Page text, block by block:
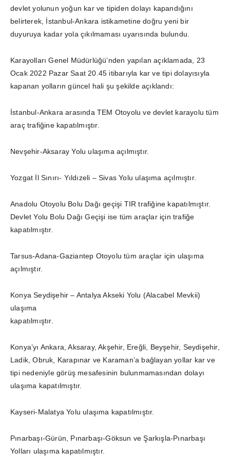
devlet yolunun yoğun kar ve tipiden dolayı kapandığını
belirterek, İstanbul-Ankara istikametine doğru yeni bir
duyuruya kadar yola çıkılmaması uyarısında bulundu.
Karayolları Genel Müdürlüğü’nden yapılan açıklamada, 23
Ocak 2022 Pazar Saat 20.45 itibarıyla kar ve tipi dolayısıyla
kapanan yolların güncel hali şu şekilde açıklandı:
İstanbul-Ankara arasında TEM Otoyolu ve devlet karayolu tüm
araç trafiğine kapatılmıştır.
Nevşehir-Aksaray Yolu ulaşıma açılmıştır.
Yozgat İl Sınırı- Yıldızeli – Sivas Yolu ulaşıma açılmıştır.
Anadolu Otoyolu Bolu Dağı geçişi TIR trafiğine kapatılmıştır.
Devlet Yolu Bolu Dağı Geçişi ise tüm araçlar için trafiğe
kapatılmıştır.
Tarsus-Adana-Gaziantep Otoyolu tüm araçlar için ulaşıma
açılmıştır.
Konya Seydişehir – Antalya Akseki Yolu (Alacabel Mevkii)
ulaşıma
kapatılmıştır.
Konya’yı Ankara, Aksaray, Akşehir, Ereğli, Beyşehir, Seydişehir,
Ladik, Obruk, Karapınar ve Karaman’a bağlayan yollar kar ve
tipi nedeniyle görüş mesafesinin bulunmamasından dolayı
ulaşıma kapatılmıştır.
Kayseri-Malatya Yolu ulaşıma kapatılmıştır.
Pınarbaşı-Gürün, Pınarbaşı-Göksun ve Şarkışla-Pınarbaşı
Yolları ulaşıma kapatılmıştır.